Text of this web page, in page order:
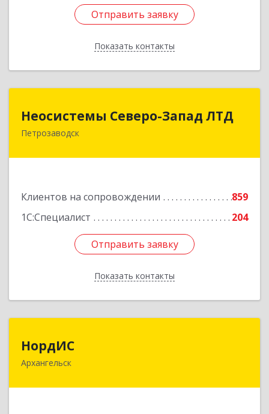
Отправить заявку
Показать контакты
Отправить заявку
Назад
Неосистемы Северо-Запад ЛТД
Петрозаводск
Клиентов на сопровождении
859
1С:Специалист
204
Отправить заявку
Показать контакты
185001, Карелия Респ, Петрозаводск г,
Подробнее
Отправить заявку
Назад
НордИС
Архангельск163071, Архангельская обл, Архангельск г,